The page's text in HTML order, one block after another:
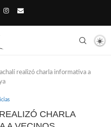
realizó charla informativa a
CHARLA